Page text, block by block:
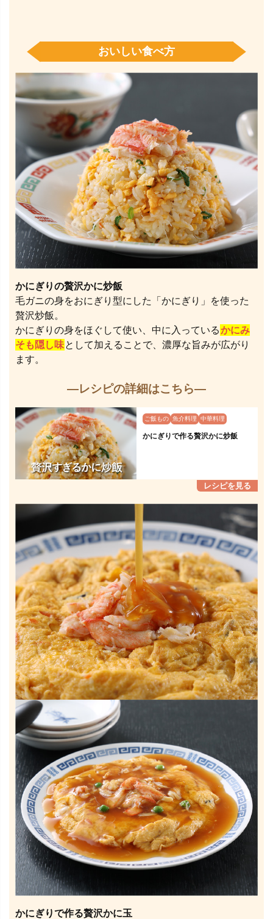
おいしい食べ方
かにぎりの贅沢かに炒飯
毛ガニの身をおにぎり型にした「かにぎり」を使った
贅沢炒飯。
かにぎりの身をほぐして使い、中に入っているかにみ
そも隠し味として加えることで、濃厚な旨みが広がり
ます。
—レシピの詳細はこちら—
ご飯もの 魚介料理 中華料理
かにぎりで作る贅沢かに炒飯
かにぎりで作る贅沢かに玉